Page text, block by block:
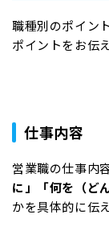
職種別のポイン
ポイントをお伝
仕事内容
営業職の仕事内
に」「何を（ど
かを具体的に伝